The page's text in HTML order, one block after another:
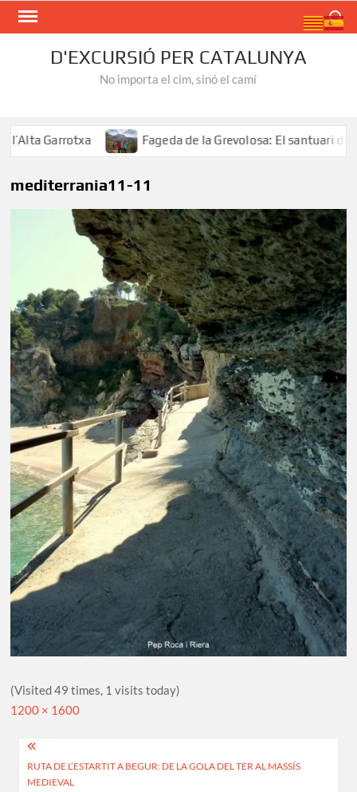
Skip
D'EXCURSIÓ PER CATALUNYA
No importa el cim, sinó el camí
Garrotxa Fageda de la Grevolosa: El santuari dels
mediterrania11-11
(Visited 49 times, 1 visits today)
Full
1200 × 1600
Navegació
d'entrades
RUTA DE L’ESTARTIT A BEGUR: DE LA GOLA DEL TER AL MASSÍS
MEDIEVAL